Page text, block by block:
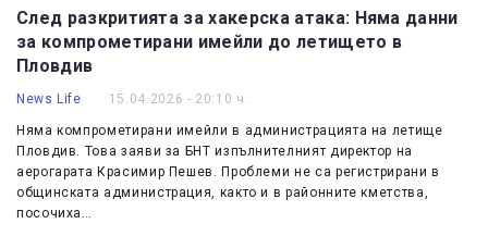
След разкритията за хакерска атака: Няма данни
за компрометирани имейли до летището в
Пловдив
News Life 15.04.2026 - 20:10 ч.
Няма компрометирани имейли в администрацията на летище
Пловдив. Това заяви за БНТ изпълнителният директор на
аeрогарата Красимир Пешев. Проблеми не са регистрирани в
общинската администрация, както и в районните кметства,
посочиха…